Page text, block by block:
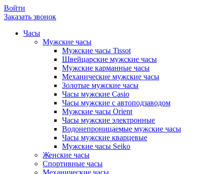
Войти
Заказать звонок
Часы
Мужские часы
Мужские часы Tissot
Швейцарские мужские часы
Мужские карманные часы
Механические мужские часы
Золотые мужские часы
Часы мужские Casio
Часы мужские с автоподзаводом
Мужские часы Orient
Часы мужские электронные
Водонепроницаемые мужские часы
Часы мужские кварцевые
Мужские часы Seiko
Женские часы
Спортивные часы
Механические часы